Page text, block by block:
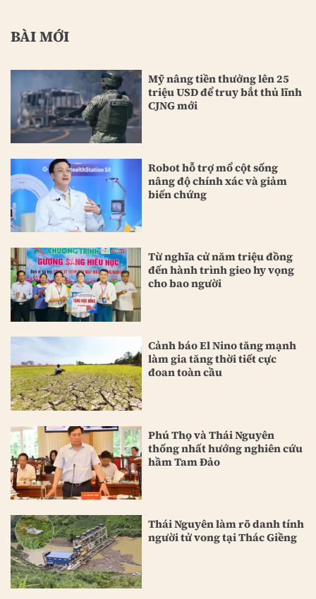
BÀI MỚI
Mỹ nâng tiền thưởng lên 25
triệu USD để truy bắt thủ lĩnh
CJNG mới
Robot hỗ trợ mổ cột sống
nâng độ chính xác và giảm
biến chứng
Từ nghĩa cử năm triệu đồng
đến hành trình gieo hy vọng
cho bao người
Cảnh báo El Nino tăng mạnh
làm gia tăng thời tiết cực
đoan toàn cầu
Phú Thọ và Thái Nguyên
thống nhất hướng nghiên cứu
hầm Tam Đảo
Thái Nguyên làm rõ danh tính
người tử vong tại Thác Giềng